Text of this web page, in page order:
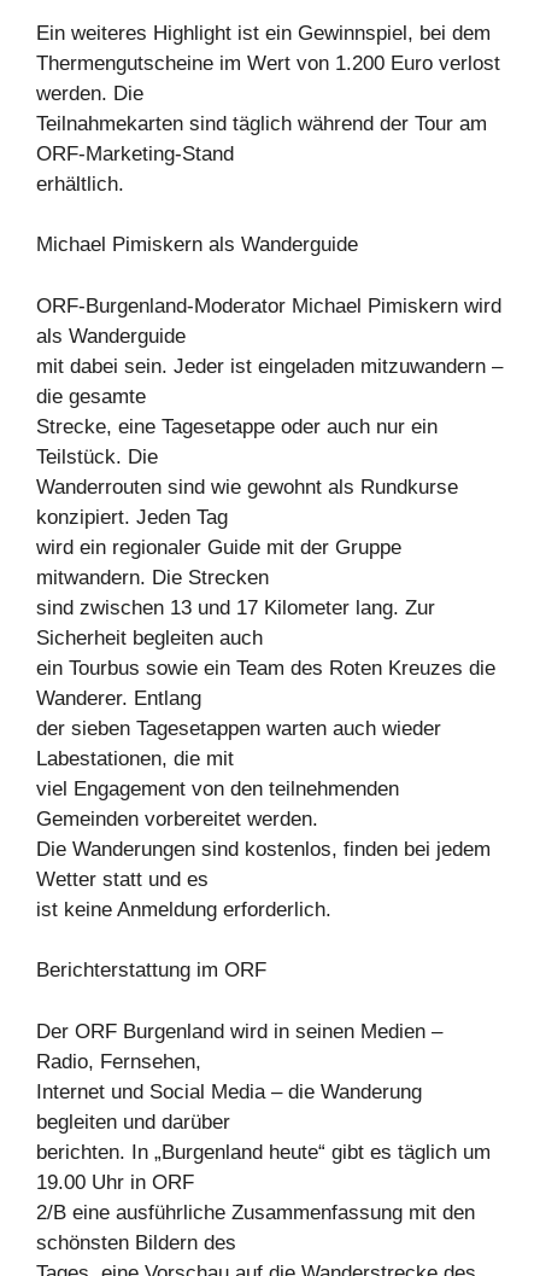
Ein weiteres Highlight ist ein Gewinnspiel, bei dem
Thermengutscheine im Wert von 1.200 Euro verlost
werden. Die
Teilnahmekarten sind täglich während der Tour am
ORF-Marketing-Stand
erhältlich.
Michael Pimiskern als Wanderguide
ORF-Burgenland-Moderator Michael Pimiskern wird
als Wanderguide
mit dabei sein. Jeder ist eingeladen mitzuwandern –
die gesamte
Strecke, eine Tagesetappe oder auch nur ein
Teilstück. Die
Wanderrouten sind wie gewohnt als Rundkurse
konzipiert. Jeden Tag
wird ein regionaler Guide mit der Gruppe
mitwandern. Die Strecken
sind zwischen 13 und 17 Kilometer lang. Zur
Sicherheit begleiten auch
ein Tourbus sowie ein Team des Roten Kreuzes die
Wanderer. Entlang
der sieben Tagesetappen warten auch wieder
Labestationen, die mit
viel Engagement von den teilnehmenden
Gemeinden vorbereitet werden.
Die Wanderungen sind kostenlos, finden bei jedem
Wetter statt und es
ist keine Anmeldung erforderlich.
Berichterstattung im ORF
Der ORF Burgenland wird in seinen Medien –
Radio, Fernsehen,
Internet und Social Media – die Wanderung
begleiten und darüber
berichten. In „Burgenland heute“ gibt es täglich um
19.00 Uhr in ORF
2/B eine ausführliche Zusammenfassung mit den
schönsten Bildern des